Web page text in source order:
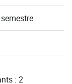
: 2